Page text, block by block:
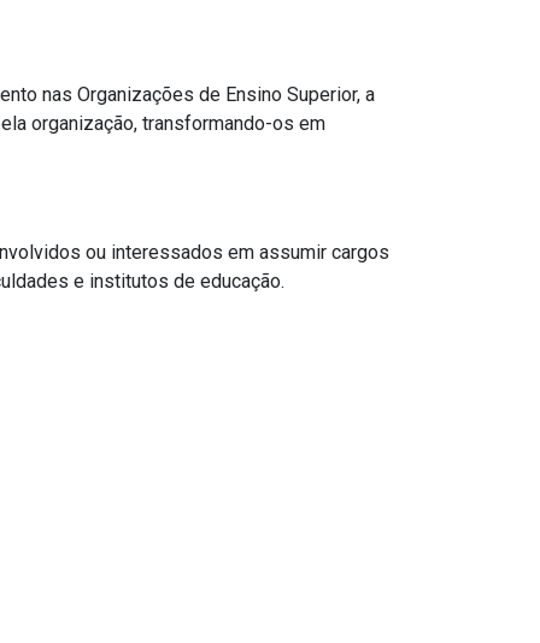
nas Organizações de Ensino Superior, a
organização, transformando-os em
ou interessados em assumir cargos
e institutos de educação.